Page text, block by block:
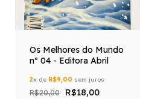
Os Melhores do Mundo
nº 04 - Editora Abril
2x de R$9,00 sem juros
R$20,00 R$18,00